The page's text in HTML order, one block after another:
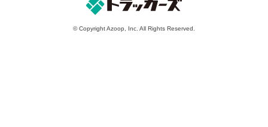
© Copyright Azoop, Inc. All Rights Reserved.